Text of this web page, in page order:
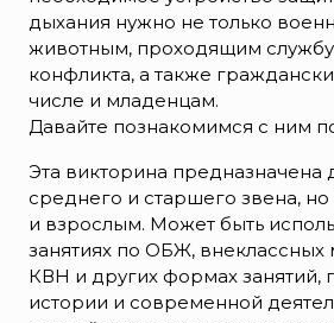
дыхания нужно не только
животным, проходящим службу
конфликта, а также
числе и младенцам.
Давайте познакомимся с ним
Эта викторина предназначена
среднего и старшего звена,
и взрослым. Может быть
занятиях по ОБЖ, внеклассных
КВН и других формах занятий,
истории и современной